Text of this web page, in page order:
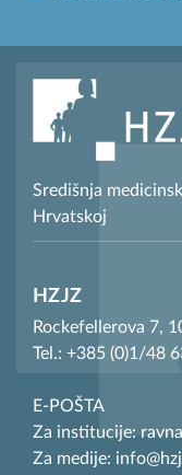
Središnja
Hrvatskoj
HZJZ
Rockefellerova 7,
Tel.: +385 (0)1/48
E-POŠTA
Za institucije:
Za medije: